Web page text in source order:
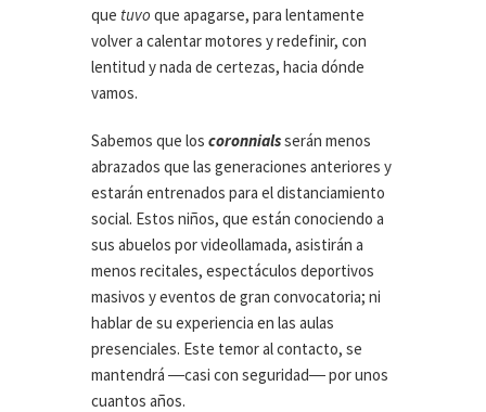
que tuvo que apagarse, para lentamente
volver a calentar motores y redefinir, con
lentitud y nada de certezas, hacia dónde
vamos.
Sabemos que los coronnialsserán menos
abrazados que las generaciones anteriores y
estarán entrenados para el distanciamiento
social. Estos niños, que están conociendo a
sus abuelos por videollamada, asistirán a
menos recitales, espectáculos deportivos
masivos y eventos de gran convocatoria; ni
hablar de su experiencia en las aulas
presenciales. Este temor al contacto, se
mantendrá ―casi con seguridad― por unos
cuantos años.